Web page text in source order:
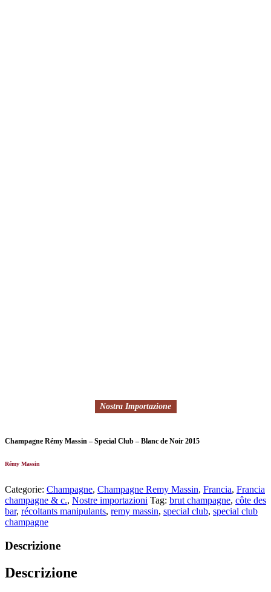
Nostra Importazione
Champagne Rémy Massin – Special Club – Blanc de Noir 2015
Rémy Massin
Categorie: Champagne, Champagne Remy Massin, Francia, Francia
champagne & c., Nostre importazioni Tag: brut champagne, côte des
bar, récoltants manipulants, remy massin, special club, special club
champagne
Descrizione
Descrizione